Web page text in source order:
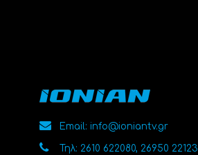
Email: info@ioniantv.gr
Τηλ: 2610 622080, 26950 22123